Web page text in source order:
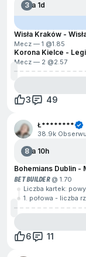
3Za 1d
Wisła Kraków -
Mecz — 1 @1.85
Korona Kielce -
Mecz — 2 @2.57
3
49
Ł********
38.9k
8Za 10h
Bohemians Dublin -
BET BUILDER@ 1.70
Liczba kartek:
1. połowa - liczba
6
11